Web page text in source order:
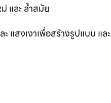
และ ล้ำสมัย
แสงเงาเพื่อสร้างรูปแบบ และ